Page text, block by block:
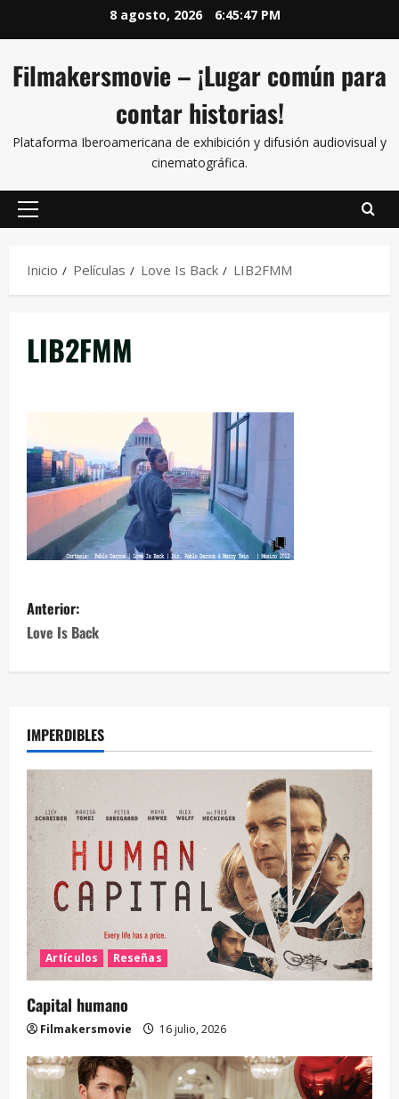
8 agosto, 2026 6:45:48 PM
Filmakersmovie – ¡Lugar común para
contar historias!
Plataforma Iberoamericana de exhibición y difusión audiovisual y
cinematográfica.
Inicio Películas Love Is Back LIB2FMM
LIB2FMM
Anterior:
Love Is Back
IMPERDIBLES
Artículos Reseñas
Capital humano
Filmakersmovie 16 julio, 2026